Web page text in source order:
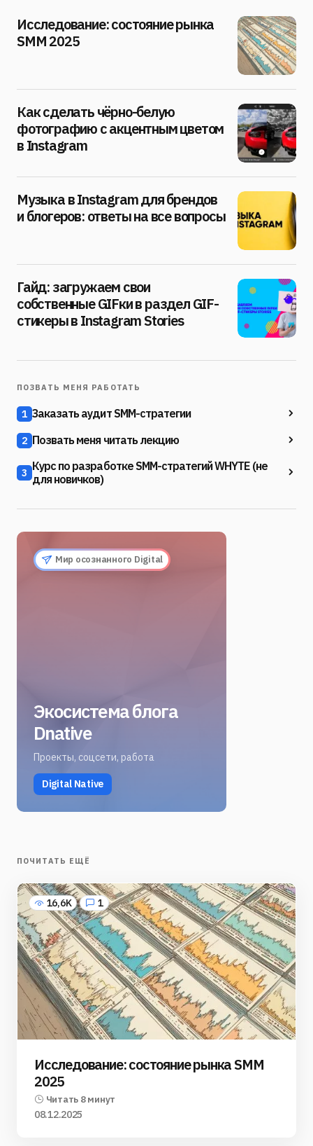
Исследование: состояние рынка
SMM 2025
Как сделать чёрно-белую
фотографию с акцентным цветом
в Instagram
Музыка в Instagram для брендов
и блогеров: ответы на все вопросы
Гайд: загружаем свои
собственные GIFки в раздел GIF-
стикеры в Instagram Stories
ПОЗВАТЬ МЕНЯ РАБОТАТЬ
1 Заказать аудит SMM-стратегии
2 Позвать меня читать лекцию
3 Курс по разработке SMM-стратегий WHYTE (не
для новичков)
Мир осознанного Digital
Экосистема блога
Dnative
Проекты, соцсети, работа
Digital Native
ПОЧИТАТЬ ЕЩЁ
16,6K 1
Исследование: состояние рынка SMM
2025
Читать 8 минут
08.12.2025